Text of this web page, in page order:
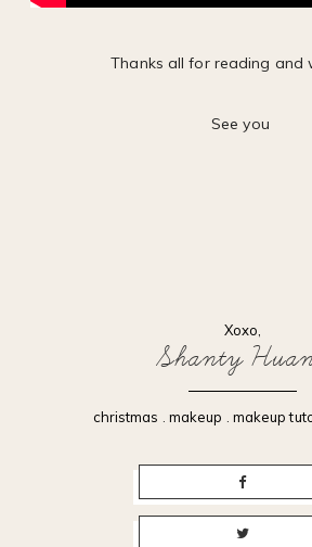
Thanks all for reading and
See you
Xoxo,
Shanty
christmas makeup makeup